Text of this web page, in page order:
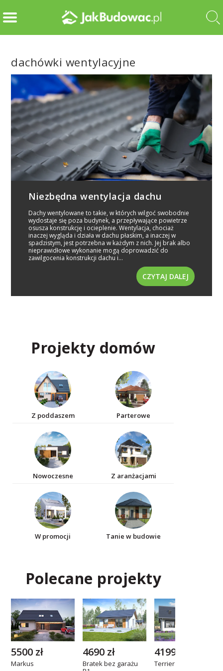
dachówki wentylacyjne
Niezbędna wentylacja dachu
Dachy wentylowane to takie, w których wilgoć swobodnie
wydostaje się poza budynek, a przepływające powietrze
osusza konstrukcję i ocieplenie. Wentylacja, chociaż
inaczej wygląda i działa w dachu płaskim, a inaczej w
spadzistym, jest potrzebna w każdym z nich. Jej brak albo
nieprawidłowe wykonanie mogą doprowadzić do
zawilgocenia konstrukcji dachu i...
CZYTAJ DALEJ
Projekty domów
Z poddaszem Parterowe
Nowoczesne Z aranżacjami
W promocji Tanie w budowie
Polecane projekty
Markus
5500 zł
Bratek bez garażu
4690 zł
Terrier 7 bez garażu
4199 zł